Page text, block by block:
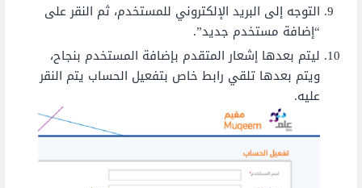
التوجه إلى البريد الإلكتروني للمستخدم، ثم النقر على
“إضافة مستخدم جديد”.
ليتم بعدها إشعار المتقدم بإضافة المستخدم بنجاح،
ويتم بعدها تلقي رابط خاص بتفعيل الحساب يتم النقر
عليه.